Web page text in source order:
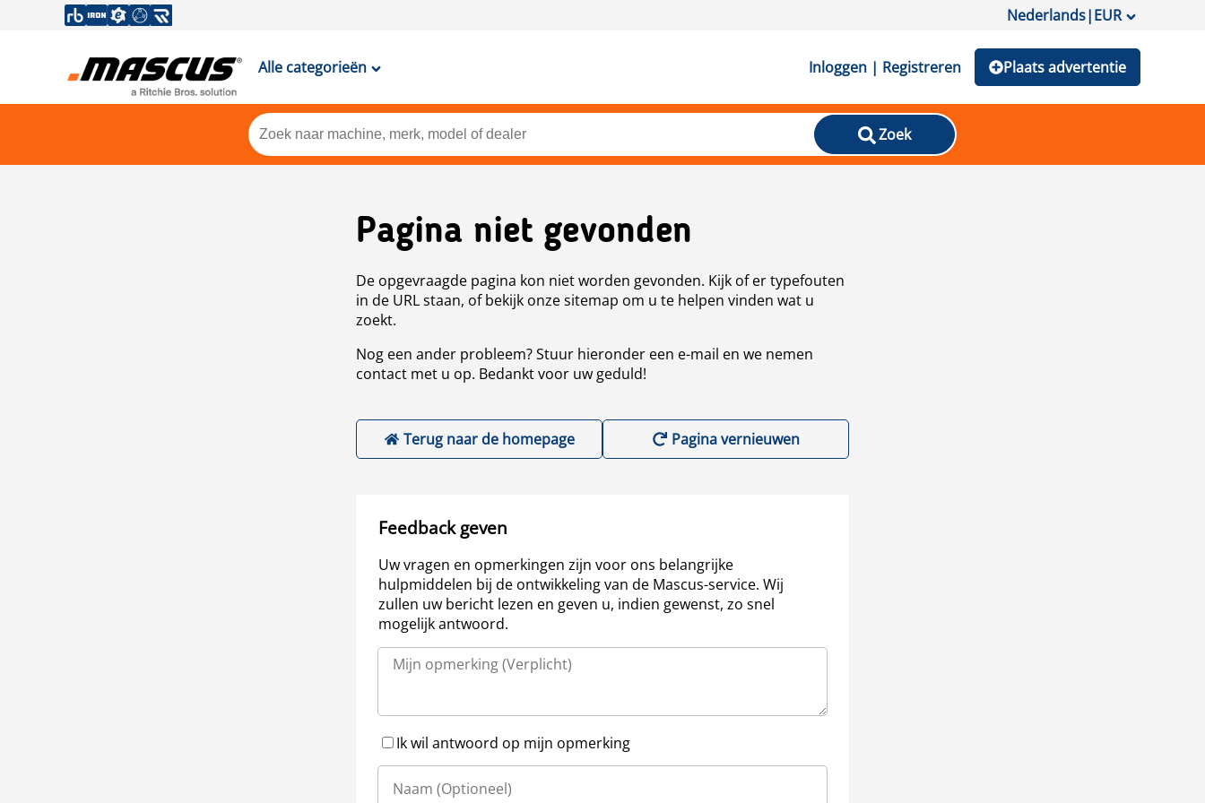
Nederlands|EUR
Alle categorieën Inloggen | Registreren Plaats advertentie
Zoek
Pagina niet gevonden
De opgevraagde pagina kon niet worden gevonden. Kijk of er typefouten
in de URL staan, of bekijk onze sitemap om u te helpen vinden wat u
zoekt.
Nog een ander probleem? Stuur hieronder een e-mail en we nemen
contact met u op. Bedankt voor uw geduld!
Terug naar de homepage Pagina vernieuwen
Feedback geven
Uw vragen en opmerkingen zijn voor ons belangrijke
hulpmiddelen bij de ontwikkeling van de Mascus-service. Wij
zullen uw bericht lezen en geven u, indien gewenst, zo snel
mogelijk antwoord.
Ik wil antwoord op mijn opmerking